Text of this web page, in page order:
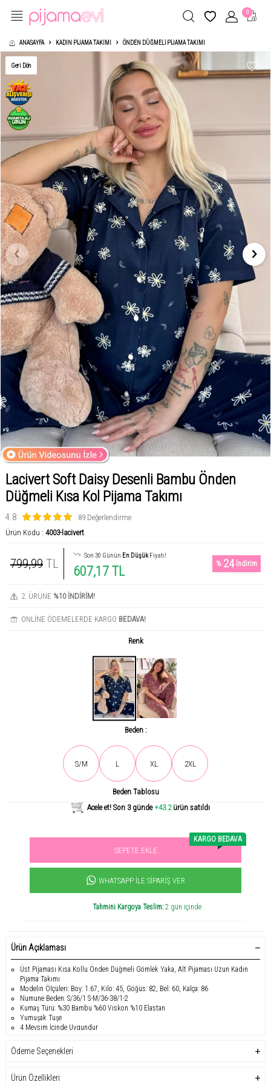
0
ANASAYFA KADIN PIJAMA TAKIMI ÖNDEN DÜĞMELI PIJAMA TAKIMI
Geri Dön
Lacivert Soft Daisy Desenli Bambu Önden
Düğmeli Kısa Kol Pijama Takımı
4.8
89 Değerlendirme
Ürün Kodu : 4003-lacivert
799,99 TL
Son 30 Günün En DüşükFiyatı!
607,17 TL %24İndirim
2. ÜRÜNE %10 İNDİRİM!
ONLİNE ÖDEMELERDE KARGO BEDAVA!
Renk
Beden :
S/M L XL 2XL
Beden Tablosu
Son gün içerisinde 888 kişi tarafından incelendi!
Acele et! Son 3 günde+43.2 ürün satıldı
Sevilen ürün! 11.3B kişi favoriledi!
SEPETE EKLE
KARGO BEDAVA
WHATSAPP İLE SIPARIŞ VER
Tahmini Kargoya Teslim:2 gün içinde
Ürün Açıklaması
Üst Pijaması Kısa Kollu Önden Düğmeli Gömlek Yaka, Alt Pijaması Uzun Kadın
Pijama Takımı
Modelin Ölçüleri: Boy: 1.67, Kilo: 45, Göğüs: 82, Bel: 60, Kalça: 86
Numune Beden: S/36/1 S-M/36-38/1-2
Kumaş Türü: %30 Bambu %60 Viskon %10 Elastan
Yumuşak Tuşe
4 Mevsim İçinde Uygundur
yumuşak dokusu
ve
%60 Viskon, %10 Elastan
önden düğmeli gömlek yaka üst
Ödeme Seçenekleri
Ürün Özellikleri